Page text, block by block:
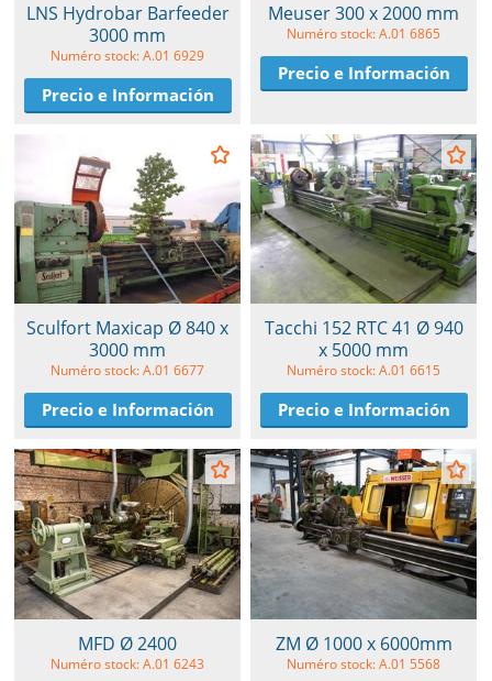
LNS Hydrobar Barfeeder
3000 mm
Numéro stock: A.01 6929
Precio e Información
Meuser 300 x 2000 mm
Numéro stock: A.01 6865
Precio e Información
Sculfort Maxicap Ø 840 x
3000 mm
Numéro stock: A.01 6677
Precio e Información
Tacchi 152 RTC 41 Ø 940
x 5000 mm
Numéro stock: A.01 6615
Precio e Información
MFD Ø 2400
Numéro stock: A.01 6243
ZM Ø 1000 x 6000mm
Numéro stock: A.01 5568